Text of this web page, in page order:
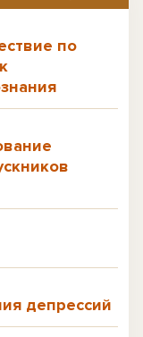
по
депрессий